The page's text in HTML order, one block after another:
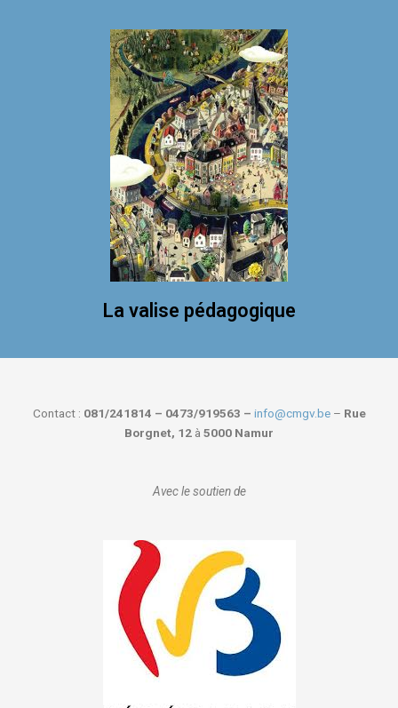
La valise pédagogique
Contact : 081/241814 – 0473/919563 – info@cmgv.be– Rue
Borgnet, 12 à 5000 Namur
Avec le soutien de